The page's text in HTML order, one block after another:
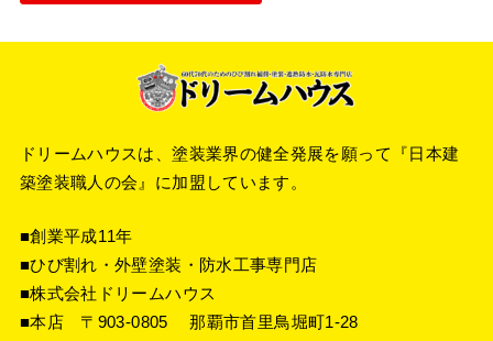
ドリームハウスは、塗装業界の健全発展を願って『 日本建
築塗装職人の会 』に加盟しています。
■創業平成11年
■ひび割れ・外壁塗装・防水工事専門店
■株式会社ドリームハウス
■本店 〒903-0805 那覇市首里鳥堀町1-28